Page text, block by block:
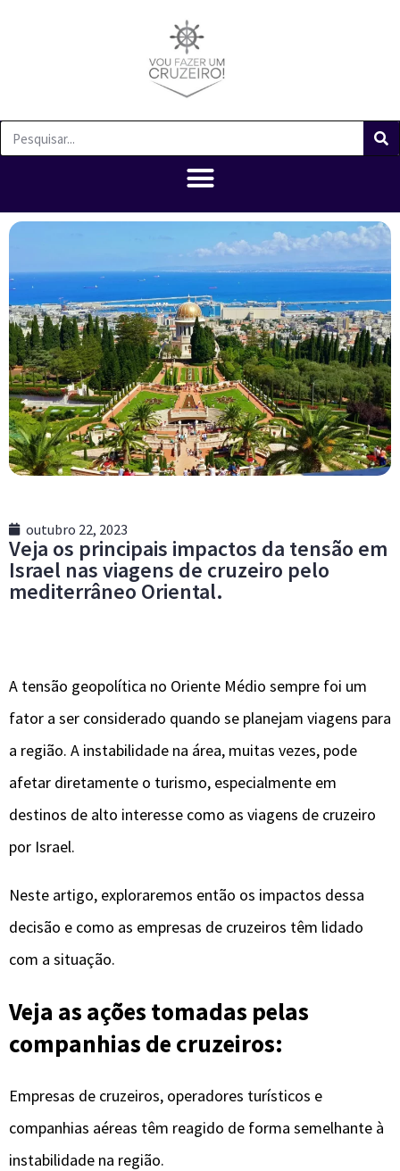
outubro 22, 2023
Veja os principais impactos da tensão em
Israel nas viagens de cruzeiro pelo
mediterrâneo Oriental.
A tensão geopolítica no Oriente Médio sempre foi um
fator a ser considerado quando se planejam viagens para
a região. A instabilidade na área, muitas vezes, pode
afetar diretamente o turismo, especialmente em
destinos de alto interesse como as viagens de cruzeiro
por Israel.
Neste artigo, exploraremos então os impactos dessa
decisão e como as empresas de cruzeiros têm lidado
com a situação.
Veja as ações tomadas pelas
companhias de cruzeiros:
Empresas de cruzeiros, operadores turísticos e
companhias aéreas têm reagido de forma semelhante à
instabilidade na região.